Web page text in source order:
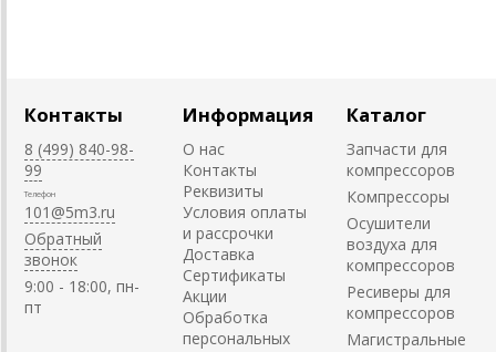
Контакты
8 (499) 840-98-
99
Телефон
101@5m3.ru
Обратный
звонок
9:00 - 18:00, пн-
пт
Информация
О нас
Контакты
Реквизиты
Условия оплаты
и рассрочки
Доставка
Сертификаты
Акции
Обработка
персональных
Каталог
Запчасти для
компрессоров
Компрессоры
Осушители
воздуха для
компрессоров
Ресиверы для
компрессоров
Магистральные